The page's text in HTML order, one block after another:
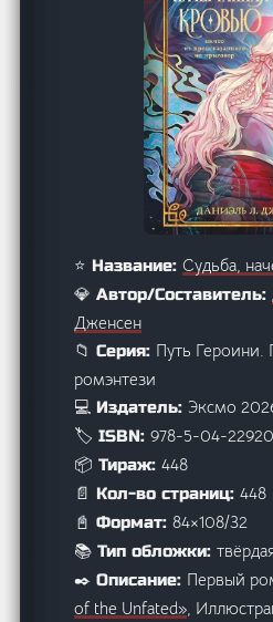
⭐ Название:Судьба,
💎 Автор/Составитель:
Дженсен
📁 Серия: Путь Героини.
ромэнтези
💻 Издатель: Эксмо
🏷️ ISBN:978-5-04-
📦 Тираж:448
📄 Кол-во страниц:448
📓 Формат:84×108/32
📚 Тип обложки:
✒️ Описание: Первый
of the Unfated»,